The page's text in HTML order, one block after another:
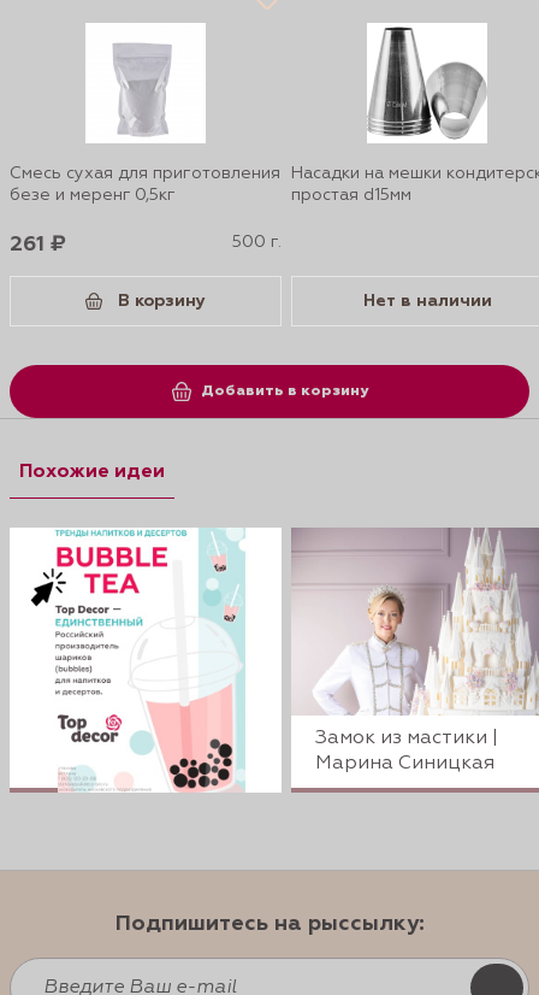
Смесь сухая для приготовления
безе и меренг 0,5кг
261 ₽ 500 г.
В корзину
Насадки на мешки
простая d15мм
Нет в наличии
Добавить в корзину
Похожие идеи
Замок из мастики |
Марина Синицкая
Подпишитесь на рыссылку: